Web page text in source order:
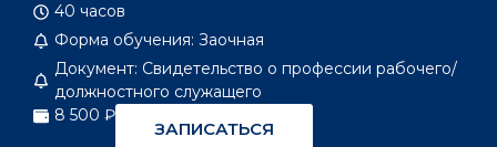
40 часов
Форма обучения: Заочная
Документ: Свидетельство о профессии рабочего/
должностного служащего
8 500 ₽
ЗАПИСАТЬСЯ